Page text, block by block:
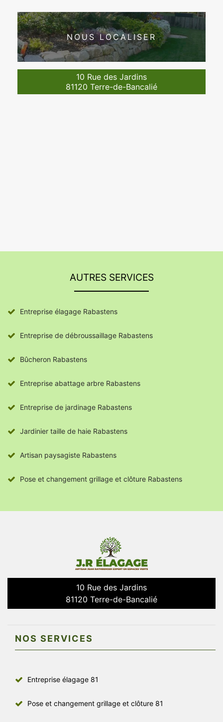
NOUS LOCALISER
10 Rue des Jardins
81120 Terre-de-Bancalié
AUTRES SERVICES
Entreprise élagage Rabastens
Entreprise de débroussaillage Rabastens
Bûcheron Rabastens
Entreprise abattage arbre Rabastens
Entreprise de jardinage Rabastens
Jardinier taille de haie Rabastens
Artisan paysagiste Rabastens
Pose et changement grillage et clôture Rabastens
10 Rue des Jardins
81120 Terre-de-Bancalié
NOS SERVICES
Entreprise élagage 81
Pose et changement grillage et clôture 81